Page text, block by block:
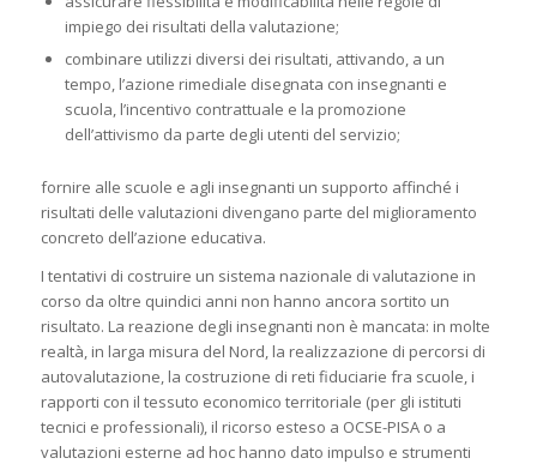
impiego dei risultati della valutazione;
combinare utilizzi diversi dei risultati, attivando, a un
tempo, l’azione rimediale disegnata con insegnanti e
scuola, l’incentivo contrattuale e la promozione
dell’attivismo da parte degli utenti del servizio;
fornire alle scuole e agli insegnanti un supporto affinché i
risultati delle valutazioni divengano parte del miglioramento
concreto dell’azione educativa.
I tentativi di costruire un sistema nazionale di valutazione in
corso da oltre quindici anni non hanno ancora sortito un
risultato. La reazione degli insegnanti non è mancata: in molte
realtà, in larga misura del Nord, la realizzazione di percorsi di
autovalutazione, la costruzione di reti fiduciarie fra scuole, i
rapporti con il tessuto economico territoriale (per gli istituti
tecnici e professionali), il ricorso esteso a OCSE-PISA o a
valutazioni esterne ad hoc hanno dato impulso e strumenti